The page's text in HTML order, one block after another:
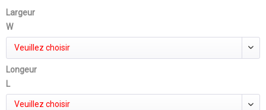
Largeur
W
Veuillez choisir
Longeur
L
Veuillez choisir